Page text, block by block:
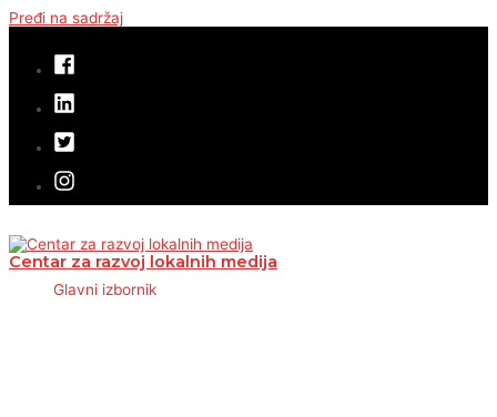
Pređi na sadržaj
Centar za razvoj lokalnih medija
Glavni izbornik